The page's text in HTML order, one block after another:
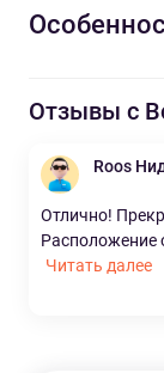
Отзывы с
Roos
Отлично!
Расположение
Читать далее